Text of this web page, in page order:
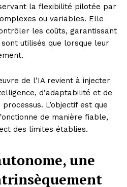
la flexibilité pilotée par
ou variables. Elle
les coûts, garantissant
utilisés que lorsque leur
de l’IA revient à injecter
d’adaptabilité et de
L’objectif est que
de manière fiable,
des limites établies.
une